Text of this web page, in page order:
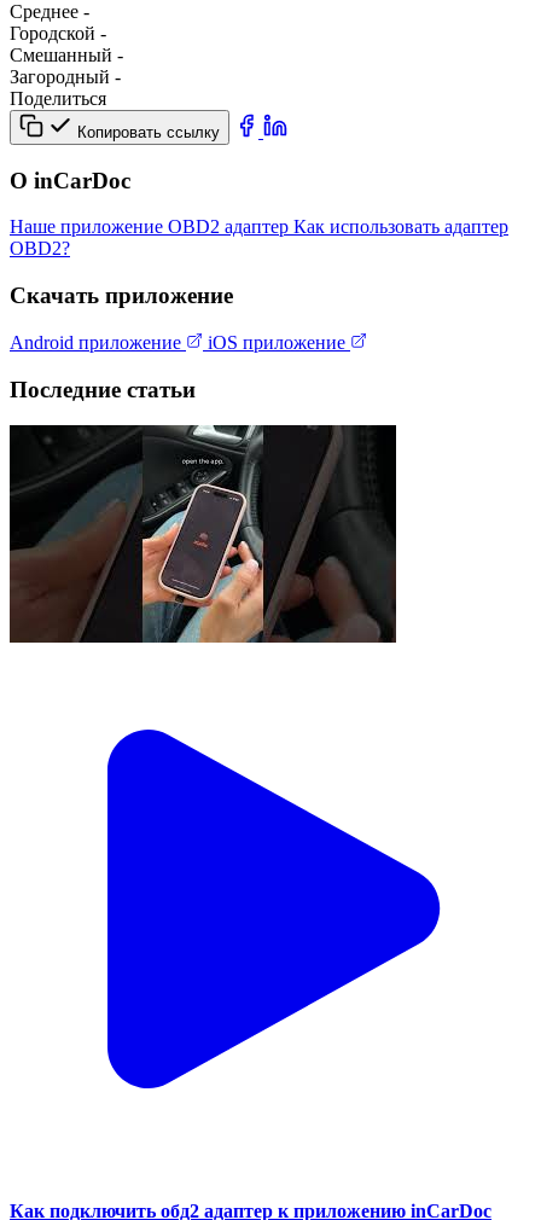
Среднее -
Городской -
Смешанный -
Загородный -
Поделиться
Копировать ссылку
О inCarDoc
Наше приложение OBD2 адаптер Как использовать адаптер
OBD2?
Скачать приложение
Android приложение iOS приложение
Последние статьи
Как подключить обд2 адаптер к приложению inCarDoc